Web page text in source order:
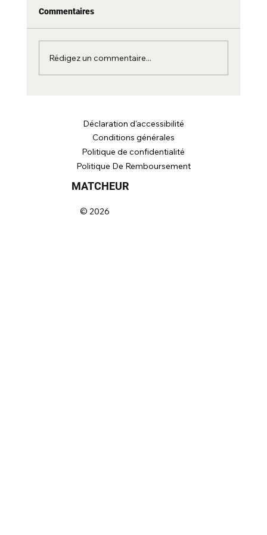
Le RA est l'un des chiffres les plus mal utilisés
chiffres qui en disent
Commentaires
Rédigez un commentaire...
Déclaration d'accessibilité
Conditions générales
Politique de confidentialité
Politique De Remboursement
MATCHEUR
© 2026